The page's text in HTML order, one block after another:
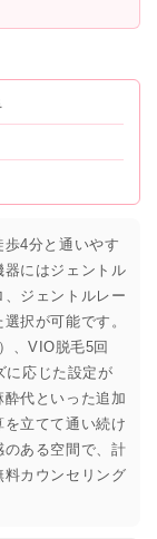
4分と通いやす
器にはジェントル
ジェントルレー
択が可能です。
、VIO脱毛5回
に応じた設定が
代といった追加
立てて通い続け
のある空間で、計
カウンセリング